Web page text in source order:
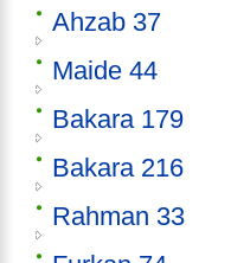
Ahzab 37
Maide 44
Bakara 179
Bakara 216
Rahman 33